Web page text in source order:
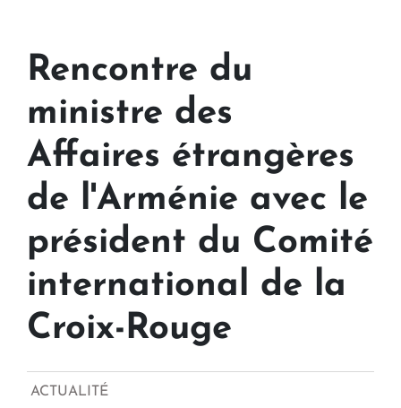
Rencontre du
ministre des
Affaires étrangères
de l'Arménie avec le
président du Comité
international de la
Croix-Rouge
ACTUALITÉ